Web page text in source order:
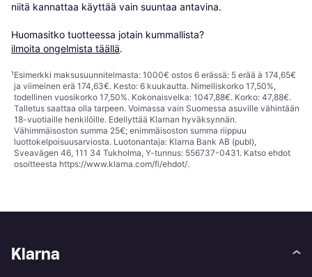
niitä kannattaa käyttää vain suuntaa antavina.
Huomasitko tuotteessa jotain kummallista?
ilmoita ongelmista täällä.
¹Esimerkki maksusuunnitelmasta: 1000€ ostos 6 erässä: 5 erää à 174,65€
ja viimeinen erä 174,63€. Kesto: 6 kuukautta. Nimelliskorko 17,50%,
todellinen vuosikorko 17,50%. Kokonaisvelka: 1047,88€. Korko: 47,88€.
Talletus saattaa olla tarpeen. Voimassa vain Suomessa asuville vähintään
18-vuotiaille henkilöille. Edellyttää Klarnan hyväksynnän.
Vähimmäisoston summa 25€; enimmäisoston summa riippuu
luottokelpoisuusarviosta. Luotonantaja: Klarna Bank AB (publ),
Sveavägen 46, 111 34 Tukholma, Y-tunnus: 556737-0431. Katso ehdot
osoitteesta https://www.klarna.com/fi/ehdot/.
Klarna